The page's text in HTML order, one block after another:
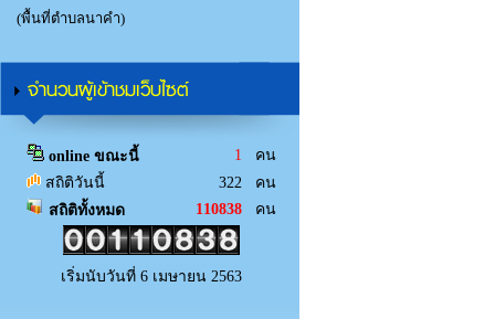
(พื้นที่ตำบลนาคำ)
จำนวนผู้เข้าชมเว็บไซต์
online ขณะนี้ 1 คน
สถิติวันนี้
322 คน
สถิติทั้งหมด
110838 คน
เริ่มนับวันที่ 6 เมษายน 2563